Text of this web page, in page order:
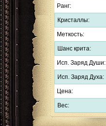
Ранг:
Кристаллы:
Меткость:
Шанс крита:
Исп. Заряд Души:
Исп. Заряд Духа:
Цена:
Вес: